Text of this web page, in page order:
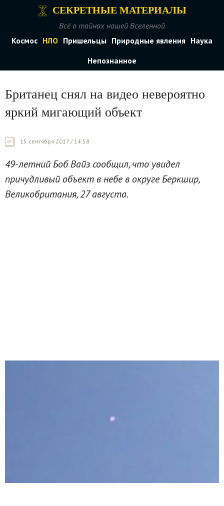
СЕКРЕТНЫЕ МАТЕРИАЛЫ
Всё о тайнах нашей Вселенной
Космос НЛО Пришельцы Природные явления Наука
Непознанное
Британец снял на видео невероятно
яркий мигающий объект
15 сентября 2017 / 14:58
49-летний Боб Вайз сообщил, что увидел
причудливый объект в небе в округе Беркшир,
Великобритания, 27 августа.